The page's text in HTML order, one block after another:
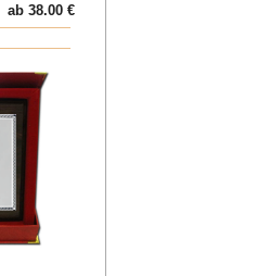
ab 38.00 €